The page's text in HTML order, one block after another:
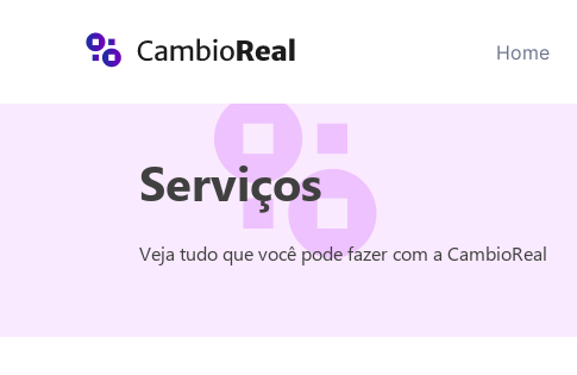
Home
Serviços
Veja tudo que você pode fazer com a CambioReal